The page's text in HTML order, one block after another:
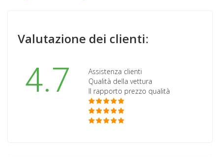
Valutazione dei clienti:
4.7
Assistenza clienti
Qualità della vettura
Il rapporto prezzo qualità